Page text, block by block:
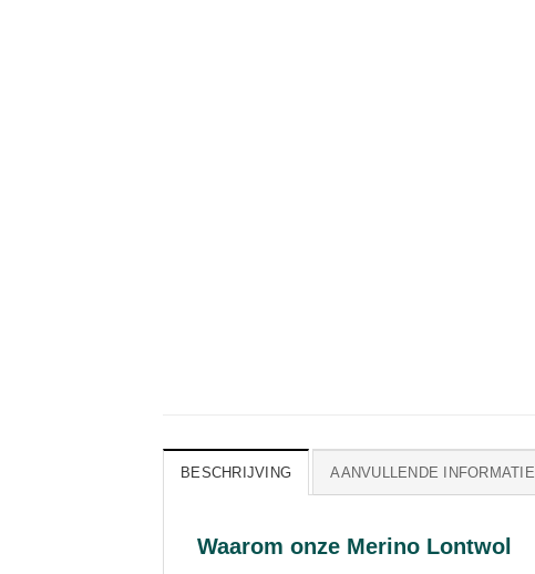
BESCHRIJVING AANVULLENDE INFORMATIE
Waarom onze Merino Lontwol